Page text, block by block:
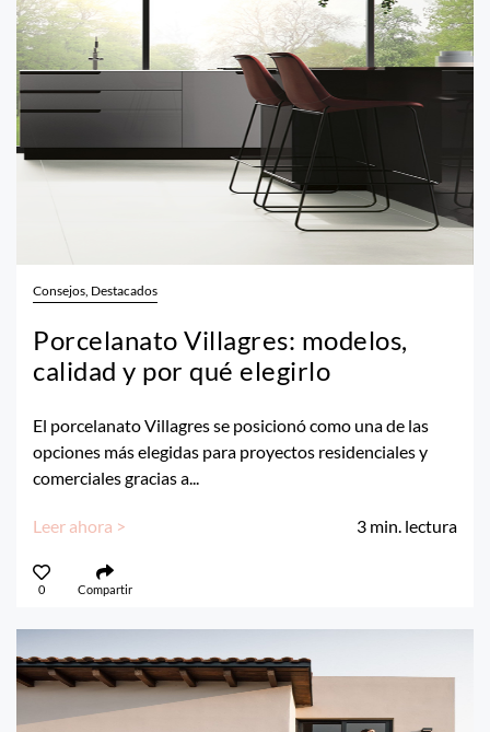
Consejos, Destacados
Porcelanato Villagres: modelos,
calidad y por qué elegirlo
El porcelanato Villagres se posicionó como una de las
opciones más elegidas para proyectos residenciales y
comerciales gracias a...
Leer ahora > 3 min. lectura
0 Compartir